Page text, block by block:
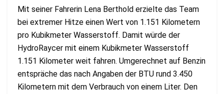
Mit seiner Fahrerin Lena Berthold erzielte das Team
bei extremer Hitze einen Wert von 1.151 Kilometern
pro Kubikmeter Wasserstoff. Damit würde der
HydroRaycer mit einem Kubikmeter Wasserstoff
1.151 Kilometer weit fahren. Umgerechnet auf Benzin
entspräche das nach Angaben der BTU rund 3.450
Kilometern mit dem Verbrauch von einem Liter. Den